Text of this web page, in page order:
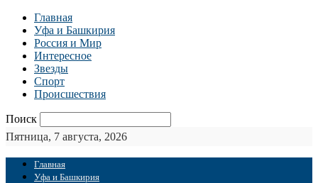
Главная
Уфа и Башкирия
Россия и Мир
Интересное
Звезды
Спорт
Происшествия
Поиск
Пятница, 7 августа, 2026
Главная
Уфа и Башкирия